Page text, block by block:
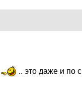
.. это даже и по